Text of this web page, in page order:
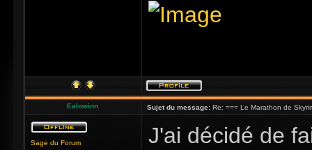
Ealowinn Sujet du message: Re: === Le Marathon de
Sage du Forum
J'ai décidé de